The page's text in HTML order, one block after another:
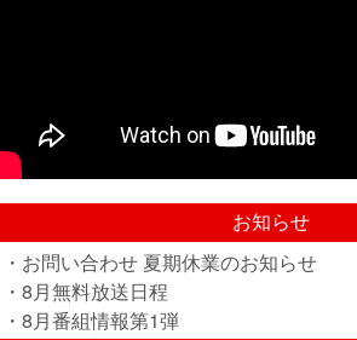
お知らせ
・お問い合わせ 夏期休業のお知らせ
・8月無料放送日程
・8月番組情報第1弾